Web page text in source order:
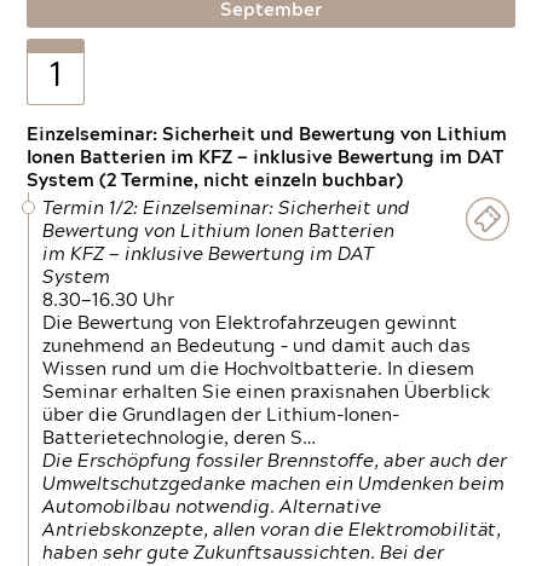
September
1
Einzelseminar: Sicherheit und Bewertung von Lithium
Ionen Batterien im KFZ — inklusive Bewertung im DAT
System (2 Termine, nicht einzeln buchbar)
Termin 1/2: Einzelseminar: Sicherheit und
Bewertung von Lithium Ionen Batterien
im KFZ — inklusive Bewertung im DAT
System
8.30—16.30 Uhr
Die Bewertung von Elektrofahrzeugen gewinnt
zunehmend an Bedeutung – und damit auch das
Wissen rund um die Hochvoltbatterie. In diesem
Seminar erhalten Sie einen praxisnahen Überblick
über die Grundlagen der Lithium-Ionen-
Batterietechnologie, deren S…
Die Erschöpfung fossiler Brennstoffe, aber auch der
Umweltschutzgedanke machen ein Umdenken beim
Automobilbau notwendig. Alternative
Antriebskonzepte, allen voran die Elektromobilität,
haben sehr gute Zukunftsaussichten. Bei der